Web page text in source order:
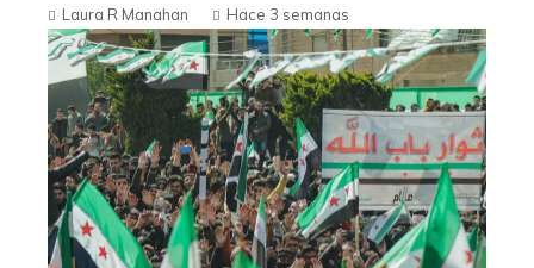
Laura R Manahan Hace 3 semanas